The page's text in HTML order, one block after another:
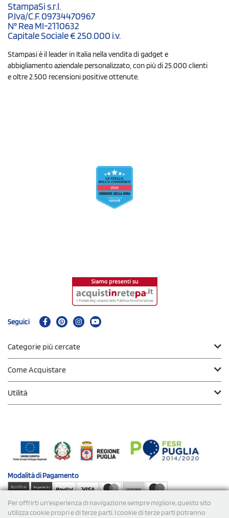
Per offrirti un'esperienza di navigazione sempre migliore, questo sito
utilizza cookie propri e di terze parti. I cookie di terze parti potranno
StampaSi s.r.l.
P.Iva/C.F. 09734470967
N° Rea MI-2110632
Capitale Sociale € 250.000 i.v.
Stampasi è il leader in Italia nella vendita di gadget e
abbigliamento aziendale personalizzato, con più di 25.000 clienti
e oltre 2.500 recensioni positive ottenute.
Seguici
Categorie più cercate
Come Acquistare
Utilità
Modalità diPagamento
Spedizioni